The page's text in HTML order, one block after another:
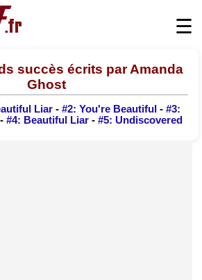
☰
succès écrits par Amanda
Ghost
Liar- #2: You're Beautiful - #3:
#4: Beautiful Liar- #5: Undiscovered